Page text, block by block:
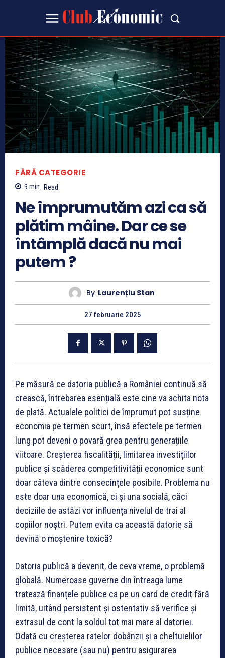
FĂRĂ CATEGORIE
9 min. Read
Ne împrumutăm azi ca să
plătim mâine. Dar ce se
întâmplă dacă nu mai
putem ?
By Laurențiu Stan
27 februarie 2025
Pe măsură ce datoria publică a României continuă să
crească, întrebarea esențială este cine va achita nota
de plată. Actualele politici de împrumut pot susține
economia pe termen scurt, însă efectele pe termen
lung pot deveni o povară grea pentru generațiile
viitoare. Creșterea fiscalității, limitarea investițiilor
publice și scăderea competitivității economice sunt
doar câteva dintre consecințele posibile. Problema nu
este doar una economică, ci și una socială, căci
deciziile de astăzi vor influența nivelul de trai al
copiilor noștri. Putem evita ca această datorie să
devină o moștenire toxică?
Datoria publică a devenit, de ceva vreme, o problemă
globală. Numeroase guverne din întreaga lume
tratează finanțele publice ca pe un card de credit fără
limită, uitând persistent și ostentativ să verifice și
extrasul de cont la soldul tot mai mare al datoriei.
Odată cu creșterea ratelor dobânzii și a cheltuielilor
publice necesare (sau nu) pentru asigurarea